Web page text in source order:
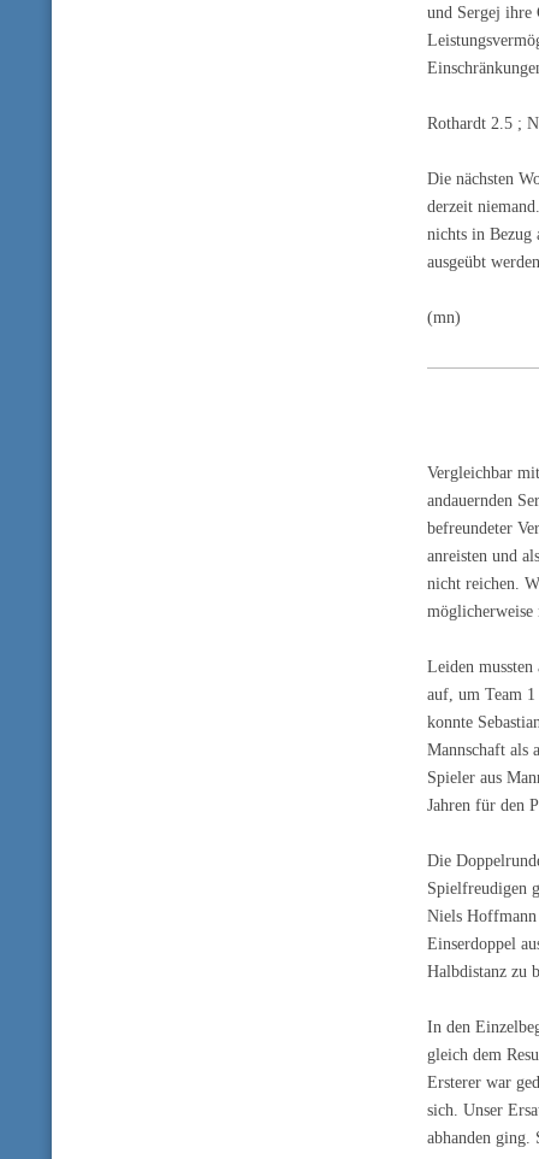
und Sergej ihre
Rothardt 2.5 ;
Die nächsten
derzeit
nichts in Bezug
ausgeübt
(mn)
Vergleichbar
andauernden
befreundeter
anreisten und
nicht reichen.
Leiden
auf, um Team
konnte
Mannschaft als
Spieler aus
Jahren für den
Die
Spielfreudigen
Niels Hoffmann
Einserdoppel
Halbdistanz zu
In den
gleich dem
Ersterer war
sich. Unser
abhanden